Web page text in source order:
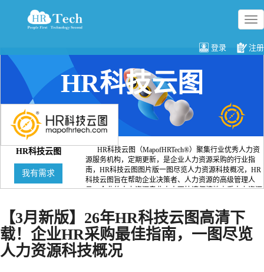
切
换
航
登录 注册
HR科技云图
HR科技云图
我有需求
HR科技云图（MapofHRTech®）聚集行业优秀人力资
源服务机构，定期更新，是企业人力资源采购的行业指
南，HR科技云图图片版一图尽览人力资源科技概况，HR
科技云图旨在帮助企业决策者、人力资源的高级管理人
员、企业的人力资源专业人士更快速便捷地查看人力资源
机构， 以便于更精准地做出企业相关的采购决策。
【3月新版】26年HR科技云图高清下
载！企业HR采购最佳指南，一图尽览
人力资源科技概况